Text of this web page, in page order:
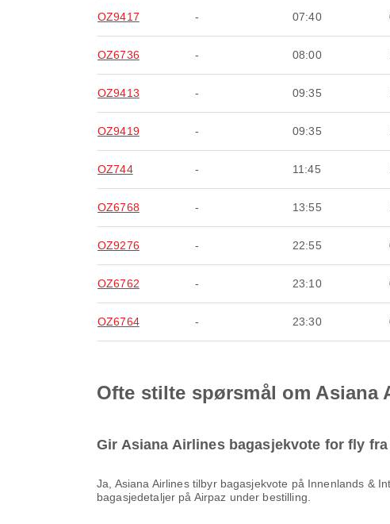
OZ9417 - 07:40
OZ6736 - 08:00
OZ9413 - 09:35
OZ9419 - 09:35
OZ744 - 11:45
OZ6768 - 13:55
OZ9276 - 22:55
OZ6762 - 23:10
OZ6764 - 23:30
Ofte stilte spørsmål om
Gir Asiana Airlines bagasjekvote for fly
Ja, Asiana Airlines tilbyr bagasjekvote på Innenlands & Internasjonal flyvninger fra Suvarnabhumi lufthavn. Detaljene varierer etter billettype og destinasjon. Du kan se
bagasjedetaljer på Airpaz under bestilling.